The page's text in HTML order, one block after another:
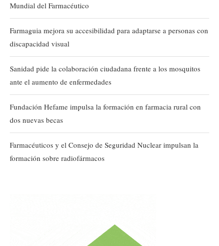
Mundial del Farmacéutico
Farmaguia mejora su accesibilidad para adaptarse a personas con
discapacidad visual
Sanidad pide la colaboración ciudadana frente a los mosquitos
ante el aumento de enfermedades
Fundación Hefame impulsa la formación en farmacia rural con
dos nuevas becas
Farmacéuticos y el Consejo de Seguridad Nuclear impulsan la
formación sobre radiofármacos